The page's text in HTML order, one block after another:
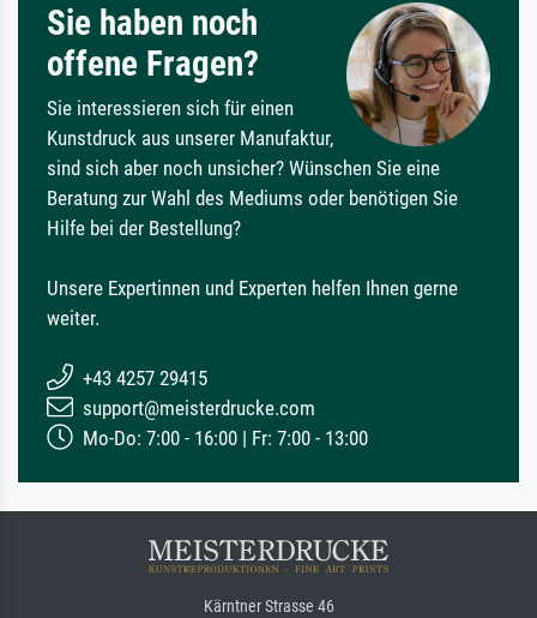
Sie haben noch
offene Fragen?
Sie interessieren sich für einen
Kunstdruck aus unserer Manufaktur,
sind sich aber noch unsicher? Wünschen Sie eine
Beratung zur Wahl des Mediums oder benötigen Sie
Hilfe bei der Bestellung?
Unsere Expertinnen und Experten helfen Ihnen gerne
weiter.
+43 4257 29415
support@meisterdrucke.com
Mo-Do: 7:00 - 16:00 | Fr: 7:00 - 13:00
Kärntner Strasse 46